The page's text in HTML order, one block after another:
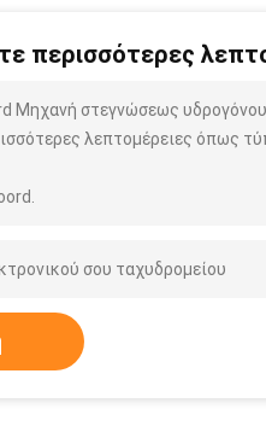
περισσότερες
Μηχανή στεγνώσεως
λεπτομέρειες όπως